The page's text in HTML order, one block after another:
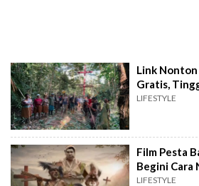
Link Nonton
Gratis,
LIFESTYLE
Film Pesta
Begini Cara
LIFESTYLE